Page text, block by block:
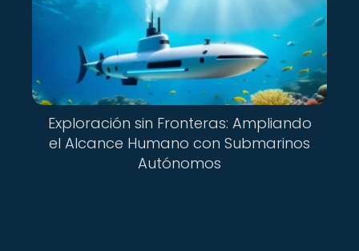
Exploración sin Fronteras: Ampliando
el Alcance Humano con Submarinos
Autónomos